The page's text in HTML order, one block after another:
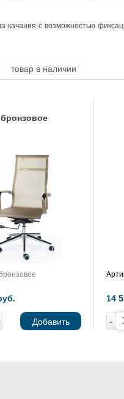
с возможностью
товар в наличии
бронзовое
Добавить
14
-